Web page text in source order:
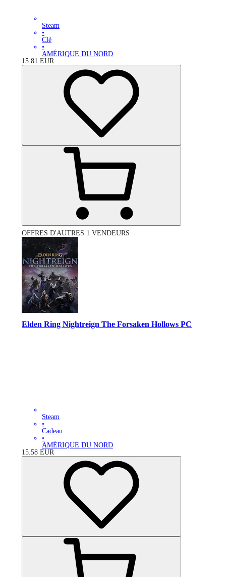
Steam
•
Clé
•
AMÉRIQUE DU NORD
15.81 EUR
OFFRES D'AUTRES 1 VENDEURS
Elden Ring Nightreign The Forsaken Hollows PC
Steam
•
Cadeau
•
AMÉRIQUE DU NORD
15.58 EUR